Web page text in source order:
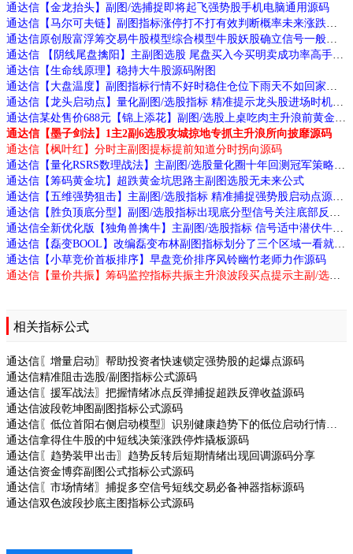
通达信【金龙抬头】副图/选捕捉即将起飞强势股手机电脑通用源码
通达信【生命线原理】稳持大牛股源码附图
通达信【墨子剑法】1主2副6选股攻城掠地专抓主升浪所向披靡源码
通达信【枫叶红】分时主副图提标提前知道分时拐向源码
通达信【筹码黄金坑】超跌黄金坑思路主副图选股无未来公式
通达信【小草竞价首板排序】早盘竞价排序风铃幽竹老师力作源码
相关指标公式
通达信〖增量启动〗帮助投资者快速锁定强势股的起爆点源码
通达信精准阻击选股/副图指标公式源码
通达信〖援军战法〗把握情绪冰点反弹捕捉超跌反弹收益源码
通达信波段乾坤图副图指标公式源码
通达信拿得住牛股的中短线决策涨跌停炸撬板源码
通达信〖趋势装甲出击〗趋势反转后短期情绪出现回调源码分享
通达信资金博弈副图公式指标公式源码
通达信〖市场情绪〗捕捉多空信号短线交易必备神器指标源码
通达信双色波段抄底主图指标公式源码